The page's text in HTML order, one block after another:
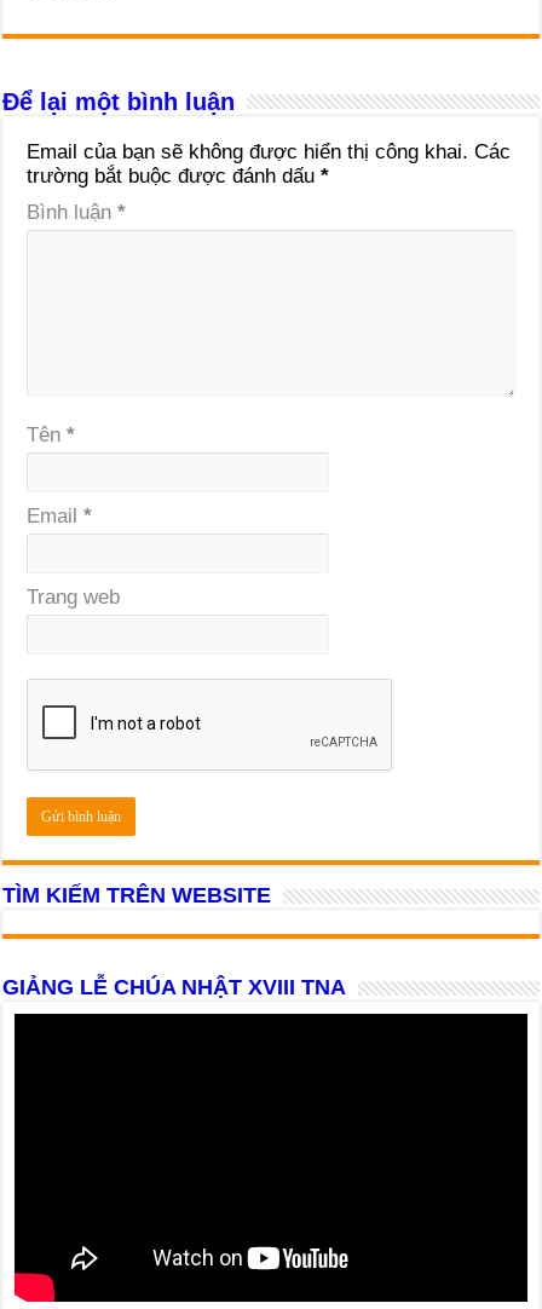
Để lại một bình luận
Email của bạn sẽ không được hiển thị công khai. Các
trường bắt buộc được đánh dấu*
Bình luận*
Tên*
Email*
Trang web
TÌM KIẾM TRÊN WEBSITE
GIẢNG LỄ CHÚA NHẬT XVIII TNA